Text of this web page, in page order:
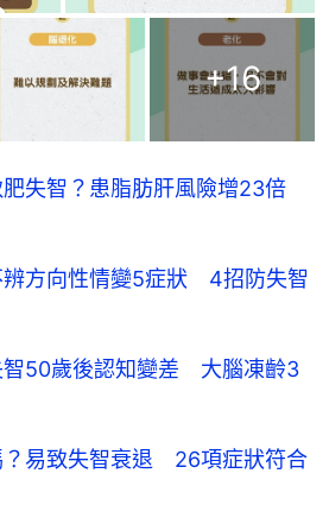
+16
失智？患脂肪肝風險增23倍
辨方向性情變5症狀 4招防失智
智50歲後認知變差 大腦凍齡3
？易致失智衰退 26項症狀符合